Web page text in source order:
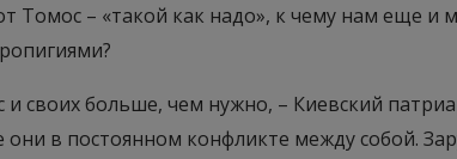
Томос – «такой как надо», к чему нам еще и
и своих больше, чем нужно, – Киевский
они в постоянном конфликте между собой.